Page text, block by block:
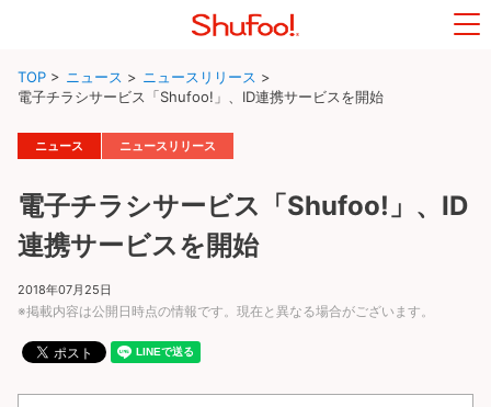
TOP > ニュース > ニュースリリース >
電子チラシサービス「Shufoo!」、ID連携サービスを開始
ニュース ニュースリリース
電子チラシサービス「Shufoo!」、ID
連携サービスを開始
2018年07月25日
※掲載内容は公開日時点の情報です。現在と異なる場合がございます。